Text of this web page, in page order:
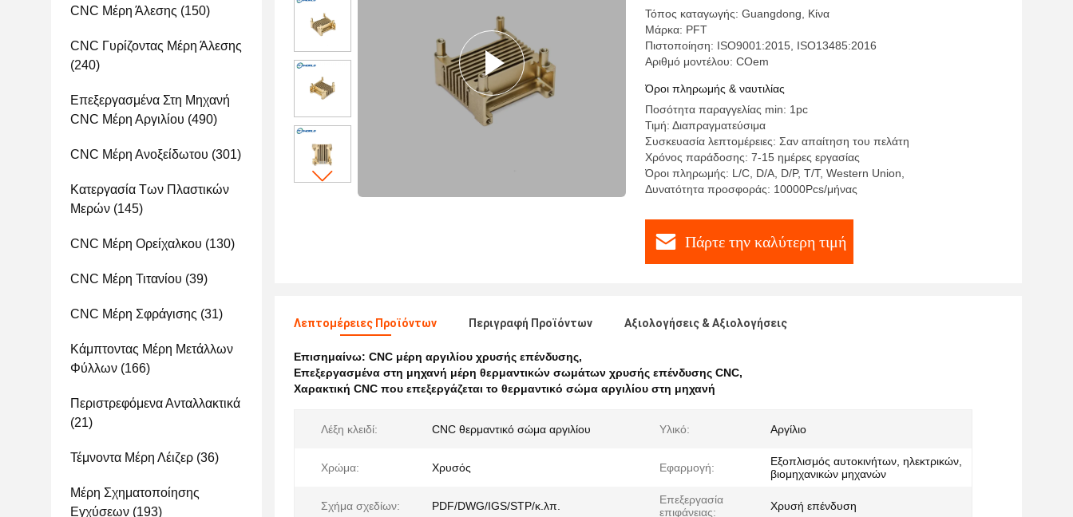
CNC Μέρη Άλεσης (150)
CNC Γυρίζοντας Μέρη Άλεσης
(240)
Επεξεργασμένα Στη Μηχανή
CNC Μέρη Αργιλίου (490)
CNC Μέρη Ανοξείδωτου (301)
Κατεργασία Των Πλαστικών
Μερών (145)
CNC Μέρη Ορείχαλκου (130)
CNC Μέρη Τιτανίου (39)
CNC Μέρη Σφράγισης (31)
Κάμπτοντας Μέρη Μετάλλων
Φύλλων (166)
Περιστρεφόμενα Ανταλλακτικά
(21)
Τέμνοντα Μέρη Λέιζερ (36)
Μέρη Σχηματοποίησης
Εγχύσεων (193)
Τόπος καταγωγής: Guangdong, Κίνα
Μάρκα: PFT
Πιστοποίηση: ISO9001:2015, ISO13485:2016
Αριθμό μοντέλου: COem
Όροι πληρωμής & ναυτιλίας
Ποσότητα παραγγελίας min: 1pc
Τιμή: Διαπραγματεύσιμα
Συσκευασία λεπτομέρειες: Σαν απαίτηση του πελάτη
Χρόνος παράδοσης: 7-15 ημέρες εργασίας
Όροι πληρωμής: L/C, D/A, D/P, T/T, Western Union,
Δυνατότητα προσφοράς: 10000Pcs/μήνας
Πάρτε την καλύτερη τιμή
Λεπτομέρειες Προϊόντων Περιγραφή Προϊόντων Αξιολογήσεις & Αξιολογήσεις
Επισημαίνω: CNC μέρη αργιλίου χρυσής επένδυσης,
Επεξεργασμένα στη μηχανή μέρη θερμαντικών σωμάτων χρυσής επένδυσης CNC,
Χαρακτική CNC που επεξεργάζεται το θερμαντικό σώμα αργιλίου στη μηχανή
Λέξη κλειδί: CNC θερμαντικό σώμα αργιλίου Υλικό: Αργίλιο
Χρώμα: Χρυσός Εφαρμογή:
Εξοπλισμός αυτοκινήτων, ηλεκτρικών,
βιομηχανικών μηχανών
Σχήμα σχεδίων: PDF/DWG/IGS/STP/κ.λπ.
Επεξεργασία
επιφάνειας:
Χρυσή επένδυση